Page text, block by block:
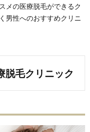
メの医療脱毛ができるク
男性へのおすすめクリニ
脱毛クリニック